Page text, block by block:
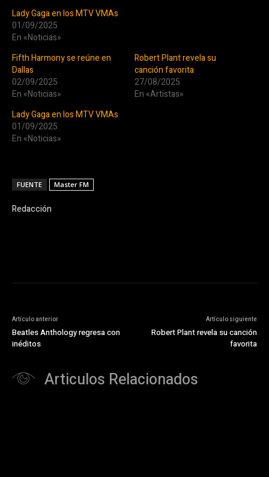
Lady Gaga en los MTV VMAs
01/09/2025
En «Noticias»
Fifth Harmony se reúne en
Dallas
02/09/2025
En «Noticias»
Robert Plant revela su
canción favorita
27/08/2025
En «Artistas»
Lady Gaga en los MTV VMAs
01/09/2025
En «Noticias»
FUENTE Master FM
Redacción
Artículo anterior
Beatles Anthology regresa con
inéditos
Artículo siguiente
Robert Plant revela su canción
favorita
Articulos Relacionados